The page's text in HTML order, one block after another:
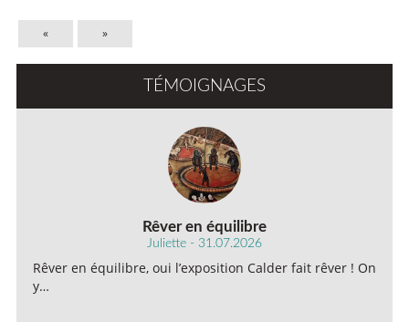
« »
TÉMOIGNAGES
Rêver en équilibre
Juliette - 31.07.2026
Rêver en équilibre, oui l’exposition Calder fait rêver ! On
y…